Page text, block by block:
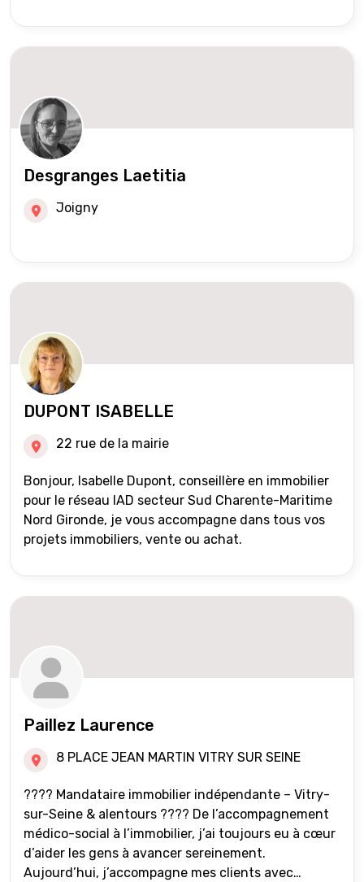
international) Validation du financement des
acquéreurs auprès de partenaires financiers
réseau Iad France et Iad Deutschland Inter agence
Desgranges Laetitia
Joigny
DUPONT ISABELLE
22 rue de la mairie
Bonjour, Isabelle Dupont, conseillère en immobilier
pour le réseau IAD secteur Sud Charente-Maritime
Nord Gironde, je vous accompagne dans tous vos
projets immobiliers, vente ou achat.
Paillez Laurence
8 PLACE JEAN MARTIN VITRY SUR SEINE
???? Mandataire immobilier indépendante – Vitry-
sur-Seine & alentours ???? De l’accompagnement
médico-social à l’immobilier, j’ai toujours eu à cœur
d’aider les gens à avancer sereinement.
Aujourd’hui, j’accompagne mes clients avec